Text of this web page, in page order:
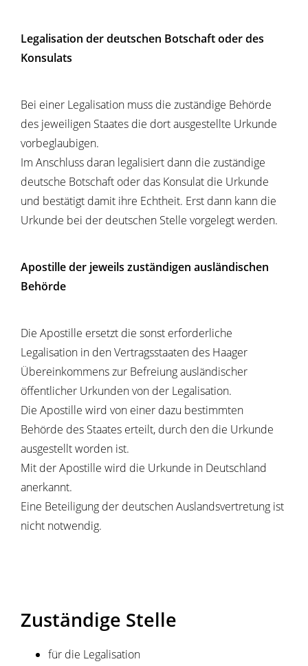
Legalisation der deutschen Botschaft oder des
Konsulats
Bei einer Legalisation muss die zuständige Behörde
des jeweiligen Staates die dort ausgestellte Urkunde
vorbeglaubigen.
Im Anschluss daran legalisiert dann die zuständige
deutsche Botschaft oder das Konsulat die Urkunde
und bestätigt damit ihre Echtheit. Erst dann kann die
Urkunde bei der deutschen Stelle vorgelegt werden.
Apostille der jeweils zuständigen ausländischen
Behörde
Die Apostille ersetzt die sonst erforderliche
Legalisation in den Vertragsstaaten des Haager
Übereinkommens zur Befreiung ausländischer
öffentlicher Urkunden von der Legalisation.
Die Apostille wird von einer dazu bestimmten
Behörde des Staates erteilt, durch den die Urkunde
ausgestellt worden ist.
Mit der Apostille wird die Urkunde in Deutschland
anerkannt.
Eine Beteiligung der deutschen Auslandsvertretung ist
nicht notwendig.
Zuständige Stelle
für die Legalisation